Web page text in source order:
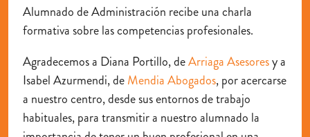
Alumnado de Administración recibe una charla
formativa sobre las competencias profesionales.
Agradecemos a Diana Portillo, deArriaga Asesoresy a
Isabel Azurmendi, deMendia Abogados, por acercarse
a nuestro centro, desde sus entornos de trabajo
habituales, para transmitir a nuestro alumnado la